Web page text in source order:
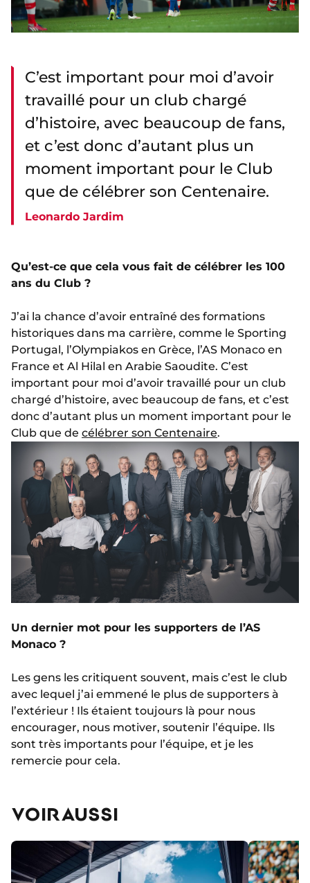
C’est important pour moi d’avoir
travaillé pour un club chargé
d’histoire, avec beaucoup de fans,
et c’est donc d’autant plus un
moment important pour le Club
que de célébrer son Centenaire.
Leonardo Jardim
Qu’est-ce que cela vous fait de célébrer les 100
ans du Club ?
J’ai la chance d’avoir entraîné des formations
historiques dans ma carrière, comme le Sporting
Portugal, l’Olympiakos en Grèce, l’AS Monaco en
France et Al Hilal en Arabie Saoudite. C’est
important pour moi d’avoir travaillé pour un club
chargé d’histoire, avec beaucoup de fans, et c’est
donc d’autant plus un moment important pour le
Club que de célébrer son Centenaire.
Un dernier mot pour les supporters de l’AS
Monaco ?
Les gens les critiquent souvent, mais c’est le club
avec lequel j’ai emmené le plus de supporters à
l’extérieur ! Ils étaient toujours là pour nous
encourager, nous motiver, soutenir l’équipe. Ils
sont très importants pour l’équipe, et je les
remercie pour cela.
VOIR AUSSI